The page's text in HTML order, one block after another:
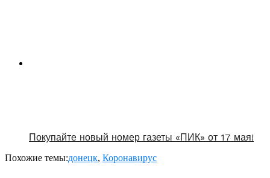
Покупайте новый номер газеты «ПИК» от 17 мая!
Похожие темы:донецк, Коронавирус